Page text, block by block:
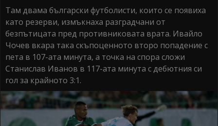
Там двама български футболисти, които се появиха
като резерви, измъкнаха разградчани от
безпътицата пред противниковата врата. Ивайло
Чочев вкара така скъпоценното второ попадение с
пета в 107-ата минута, а точка на спора сложи
Станислав Иванов в 117-ата минута с дебютния си
гол за крайното 3:1.